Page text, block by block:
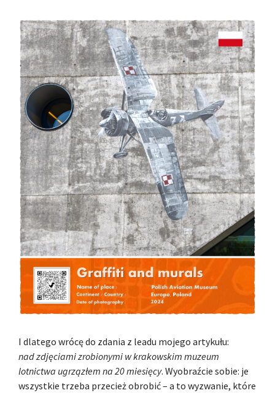
I dlatego wrócę do zdania z leadu mojego artykułu:
nad zdjęciami zrobionymi w krakowskim muzeum
lotnictwa ugrzązłem na 20 miesięcy. Wyobraźcie sobie: je
wszystkie trzeba przecież obrobić – a to wyzwanie, które